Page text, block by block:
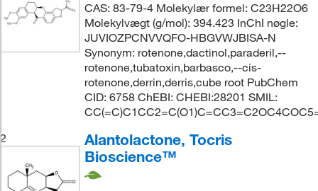
CAS: 83-79-4 Molekylær formel: C23H22O6
Molekylvægt (g/mol): 394.423 InChI nøgle:
JUVIOZPCNVVQFO-HBGVWJBISA-N
Synonym: rotenone,dactinol,paraderil,--
rotenone,tubatoxin,barbasco,--cis-
rotenone,derrin,derris,cube root PubChem
CID: 6758 ChEBI: CHEBI:28201 SMIL:
2
Alantolactone, Tocris
Bioscience™